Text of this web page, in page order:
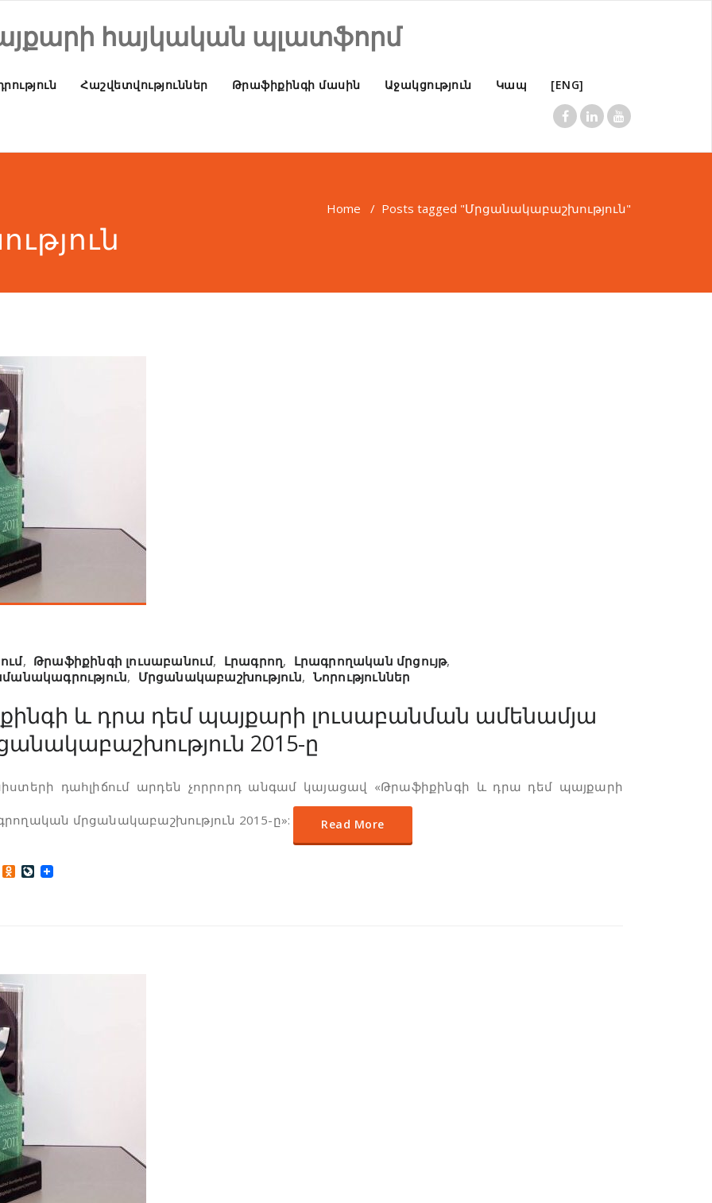
հայկական պլատֆորմ
Հաշվետվություններ Թրաֆիքինգի մասին Աջակցություն Կապ [ENG]
Home / Posts tagged "Մրցանակաբաշխություն"
, Թրաֆիքինգի լուսաբանում, Լրագրող, Լրագրողական մրցույթ,
, Մրցանակաբաշխություն, Նորություններ
և դրա դեմ պայքարի լուսաբանման ամենամյա
2015-ը
դահլիճում արդեն չորրորդ անգամ կայացավ «Թրաֆիքինգի և դրա դեմ պայքարի
մրցանակաբաշխություն 2015-ը»: Read More
Odnoklassniki
LiveJournal